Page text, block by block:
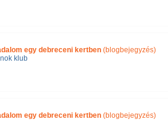
egy debreceni kertben (blogbejegyzés)
klub
egy debreceni kertben (blogbejegyzés)